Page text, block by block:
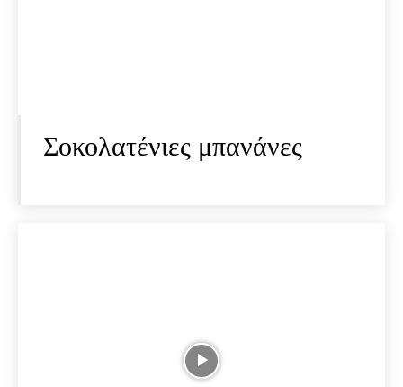
Σοκολατένιες μπανάνες